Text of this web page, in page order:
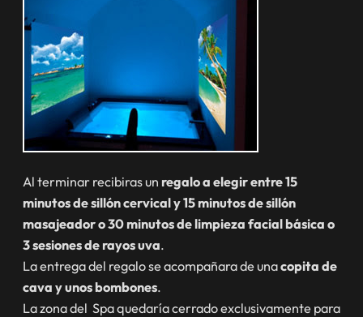
Al terminar recibiras un regalo a elegir entre 15
minutos de sillón cervical y 15 minutos de sillón
masajeador o 30 minutos de limpieza facial básica o
3 sesiones de rayos uva.
La entrega del regalo se acompañara de unacopita de
cava y unos bombones.
La zona del Spa quedaría cerrado exclusivamente para